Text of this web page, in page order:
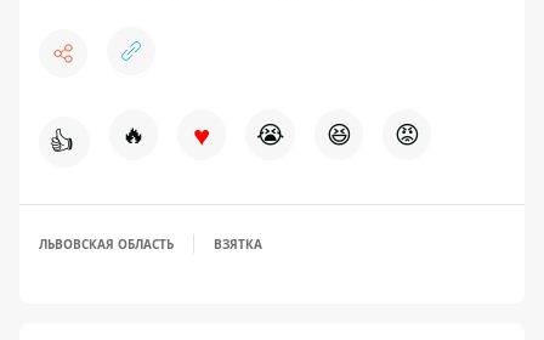
👍 🔥 ♥ 😭 😆 😡
ЛЬВОВСКАЯ ОБЛАСТЬ ВЗЯТКА